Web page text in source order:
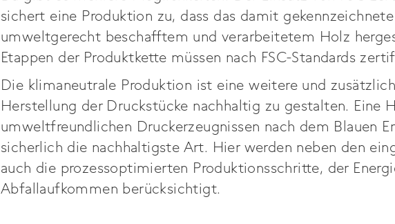
sichert eine Produktion zu, dass das damit
umweltgerecht beschafftem und verarbeitetem Holz
Etappen der Produktkette müssen nach FSC-Standards
Die klimaneutrale Produktion ist eine weitere und
Herstellung der Druckstücke nachhaltig zu gestalten. Eine
umweltfreundlichen Druckerzeugnissen nach dem Blauen
sicherlich die nachhaltigste Art. Hier werden neben den
auch die prozessoptimierten Produktionsschritte, der
Abfallaufkommen berücksichtigt.